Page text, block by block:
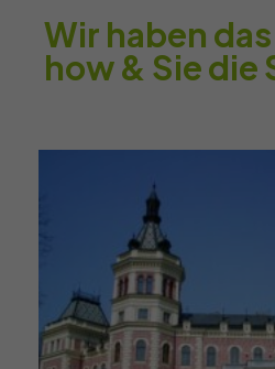
Wir haben
how & Sie die